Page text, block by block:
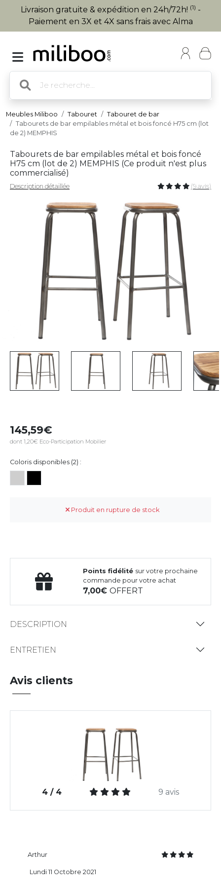
Livraison gratuite & expédition en 24h/72h! (1) -
Paiement en 3X et 4X sans frais avec Alma
Meubles Miliboo Tabouret
Tabouret de bar
Tabourets de bar empilables métal et bois foncé H75 cm (lot
de 2) MEMPHIS
Tabourets de bar empilables métal et bois foncé
H75 cm (lot de 2) MEMPHIS (Ce produit n'est plus
commercialisé)
Description détaillée (9 avis)
145,59
dont 1,20€ Eco-Participation Mobilier
Coloris disponibles (2) :
Produit en rupture de stock
Points fidélité sur votre prochaine
commande pour votre achat
7,00OFFERT
DESCRIPTION
ENTRETIEN
Avis clients
4 / 4 9 avis
Arthur
Lundi 11 Octobre 2021